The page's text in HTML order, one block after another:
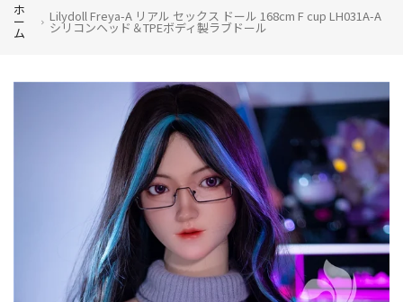
ホ
ー
ム
Lilydoll Freya-A リアル セックス ドール 168cm F cup LH031A-A
シリコンヘッド＆TPEボディ製ラブドール